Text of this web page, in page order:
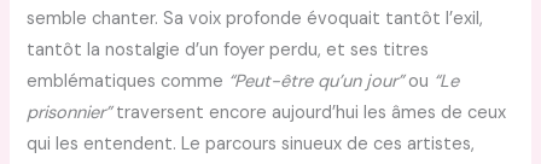
semble chanter. Sa voix profonde évoquait tantôt l’exil,
tantôt la nostalgie d’un foyer perdu, et ses titres
emblématiques comme “Peut-être qu’un jour”ou “Le
prisonnier”traversent encore aujourd’hui les âmes de ceux
qui les entendent. Le parcours sinueux de ces artistes,